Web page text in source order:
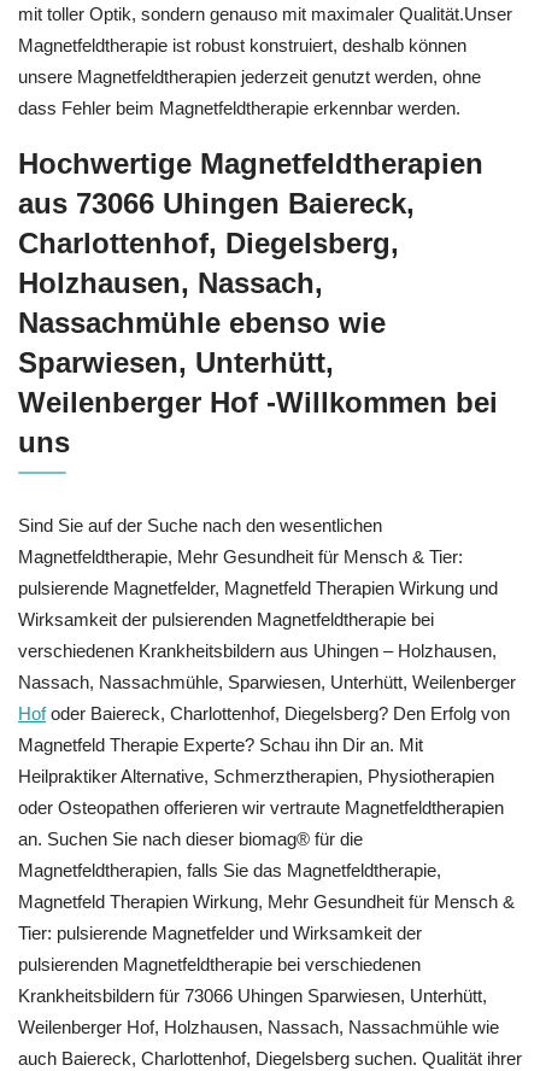
mit toller Optik, sondern genauso mit maximaler Qualität.Unser
Magnetfeldtherapie ist robust konstruiert, deshalb können
unsere Magnetfeldtherapien jederzeit genutzt werden, ohne
dass Fehler beim Magnetfeldtherapie erkennbar werden.
Hochwertige Magnetfeldtherapien
aus 73066 Uhingen Baiereck,
Charlottenhof, Diegelsberg,
Holzhausen, Nassach,
Nassachmühle ebenso wie
Sparwiesen, Unterhütt,
Weilenberger Hof -Willkommen bei
uns
Sind Sie auf der Suche nach den wesentlichen
Magnetfeldtherapie, Mehr Gesundheit für Mensch & Tier:
pulsierende Magnetfelder, Magnetfeld Therapien Wirkung und
Wirksamkeit der pulsierenden Magnetfeldtherapie bei
verschiedenen Krankheitsbildern aus Uhingen – Holzhausen,
Nassach, Nassachmühle, Sparwiesen, Unterhütt, Weilenberger
Hofoder Baiereck, Charlottenhof, Diegelsberg? Den Erfolg von
Magnetfeld Therapie Experte? Schau ihn Dir an. Mit
Heilpraktiker Alternative, Schmerztherapien, Physiotherapien
oder Osteopathen offerieren wir vertraute Magnetfeldtherapien
an. Suchen Sie nach dieser biomag® für die
Magnetfeldtherapien, falls Sie das Magnetfeldtherapie,
Magnetfeld Therapien Wirkung, Mehr Gesundheit für Mensch &
Tier: pulsierende Magnetfelder und Wirksamkeit der
pulsierenden Magnetfeldtherapie bei verschiedenen
Krankheitsbildern für 73066 Uhingen Sparwiesen, Unterhütt,
Weilenberger Hof, Holzhausen, Nassach, Nassachmühle wie
auch Baiereck, Charlottenhof, Diegelsberg suchen. Qualität ihrer